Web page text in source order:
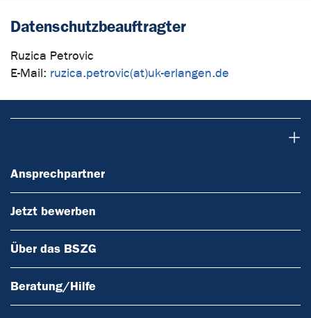
Datenschutzbeauftragter
Ruzica Petrovic
E-Mail: ruzica.petrovic(at)uk-erlangen.de
Ansprechpartner
Jetzt bewerben
Über das BSZG
Beratung/Hilfe